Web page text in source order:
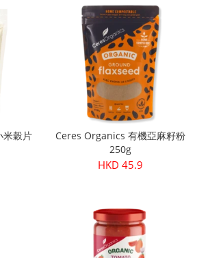
米穀片
Ceres Organics 有機亞麻籽粉
250g
HKD 45.9